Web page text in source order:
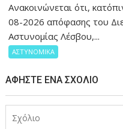
Ανακοινώνεται ότι,
08-2026 απόφασης του
Αστυνομίας Λέσβου,...
ΑΣΤΥΝΟΜΙΚΑ
ΑΦΉΣΤΕ ΈΝΑ ΣΧΌΛΙΟ